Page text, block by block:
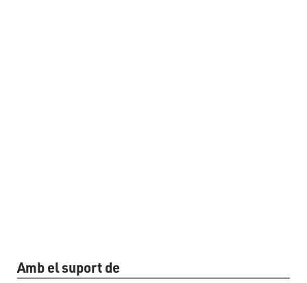
Amb el suport de